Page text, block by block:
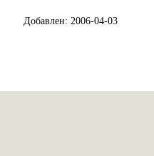
Добавлен: 2006-04-03